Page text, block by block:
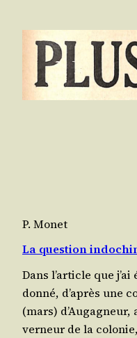
P. Monet
La question
Dans l’ar­ticle que
don­né, d’a­près une
(mars)
ver­neur de la